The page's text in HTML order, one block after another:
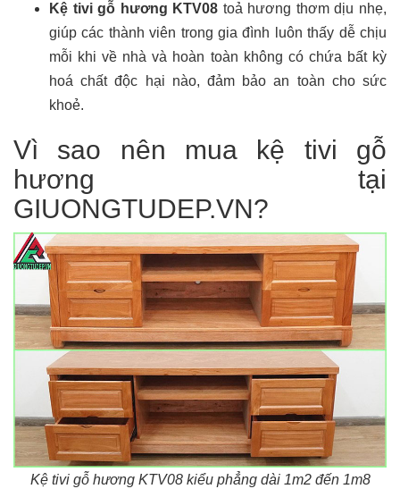
Kệ tivi gỗ hương KTV08 toả hương thơm dịu nhẹ,
giúp các thành viên trong gia đình luôn thấy dễ chịu
mỗi khi về nhà và hoàn toàn không có chứa bất kỳ
hoá chất độc hại nào, đảm bảo an toàn cho sức
khoẻ.
Vì sao nên mua kệ tivi gỗ
hương tại
GIUONGTUDEP.VN?
Kệ tivi gỗ hương KTV08 kiểu phẳng dài 1m2 đến 1m8